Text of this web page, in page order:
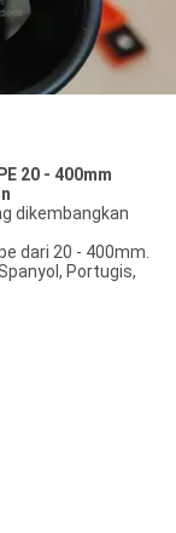
20 - 400mm
dikembangkan
dari 20 - 400mm.
Portugis,